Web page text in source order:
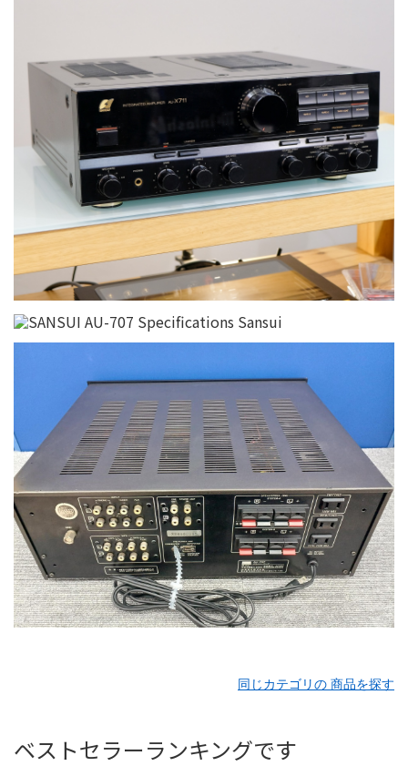
同じカテゴリの 商品を探す
ベストセラーランキングです